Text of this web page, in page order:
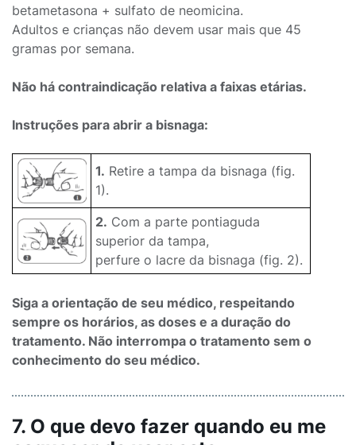
betametasona + sulfato de neomicina.
Adultos e crianças não devem usar mais que 45
gramas por semana.
Não há contraindicação relativa a faixas etárias.
Instruções para abrir a bisnaga:
1. Retire a tampa da bisnaga (fig.
1).
2. Com a parte pontiaguda
superior da tampa,
perfure o lacre da bisnaga (fig. 2).
Siga a orientação de seu médico, respeitando
sempre os horários, as doses e a duração do
tratamento. Não interrompa o tratamento sem o
conhecimento do seu médico.
7. O que devo fazer quando eu me